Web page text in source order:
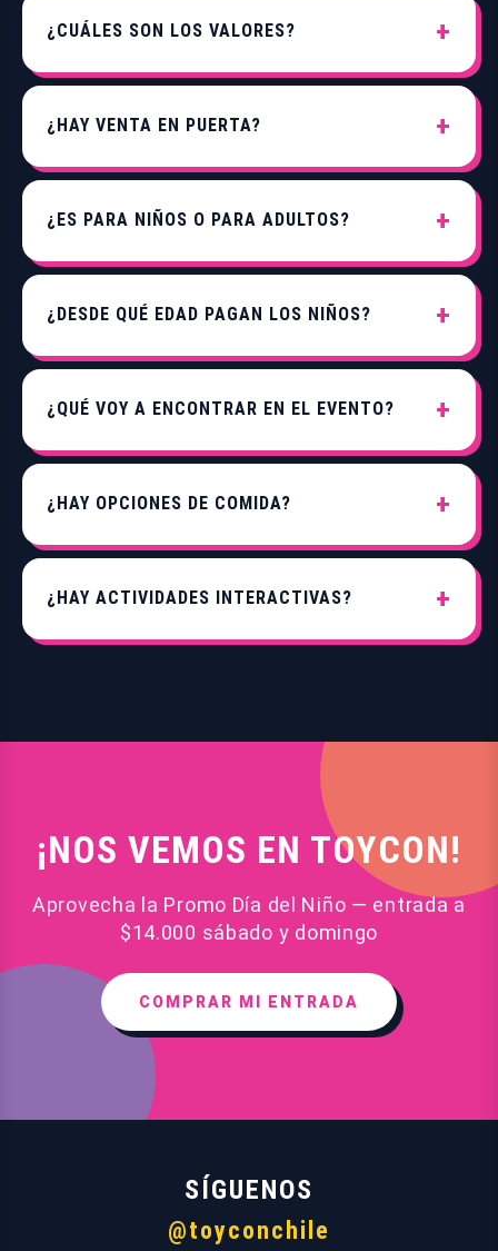
¿CUÁLES SON LOS VALORES?
¿HAY VENTA EN PUERTA?
¿ES PARA NIÑOS O PARA ADULTOS?
¿DESDE QUÉ EDAD PAGAN LOS NIÑOS?
¿QUÉ VOY A ENCONTRAR EN EL EVENTO?
¿HAY OPCIONES DE COMIDA?
¿HAY ACTIVIDADES INTERACTIVAS?
¡NOS VEMOS EN TOYCON!
Aprovecha la Promo Día del Niño — entrada a
$14.000 sábado y domingo
COMPRAR MI ENTRADA
SÍGUENOS
@toyconchile